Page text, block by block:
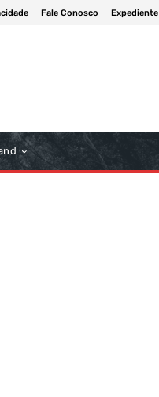
Fale Conosco Expediente